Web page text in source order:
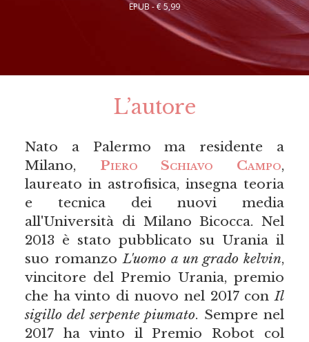
EPUB - € 5,99
L’autore
Nato a Palermo ma residente a
Milano, Piero Schiavo Campo,
laureato in astrofisica, insegna teoria
e tecnica dei nuovi media
all'Università di Milano Bicocca. Nel
2013 è stato pubblicato su Urania il
suo romanzo L'uomo a un grado kelvin,
vincitore del Premio Urania, premio
che ha vinto di nuovo nel 2017 con Il
sigillo del serpente piumato. Sempre nel
2017 ha vinto il Premio Robot col